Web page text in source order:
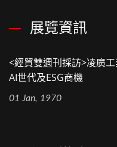
展覽資訊
<經貿雙週刊採訪>凌廣
AI世代及ESG商機
01 Jan, 1970